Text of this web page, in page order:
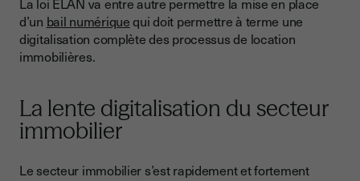
d’un bail numériquequi doit permettre à terme une
digitalisation complète des processus de location
immobilières.
La lente digitalisation du secteur
immobilier
Le secteur immobilier s’est rapidement et fortement